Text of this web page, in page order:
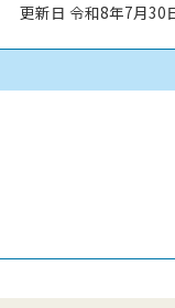
更新日 令和8年7月30